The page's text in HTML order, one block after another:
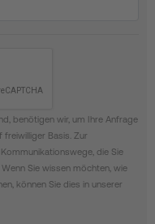
benötigen wir, um Ihre Anfrage
freiwilliger Basis. Zur
die Sie
Sie wissen möchten, wie
können Sie dies in unserer